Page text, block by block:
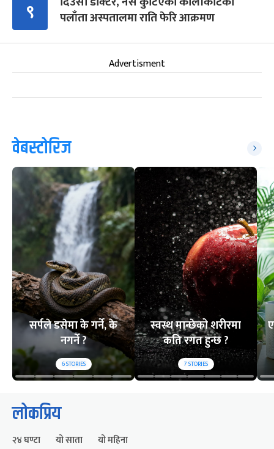
९
पलाँता अस्पतालमा राति फेरि आक्रमण
Advertisment
वेबस्टोरिज
सर्पले डसेमा के गर्ने, के
नगर्ने ?
6STORIES
स्वस्थ मान्छेको शरीरमा
कति रगत हुन्छ ?
7STORIES
लोकप्रिय
२४ घण्टा यो साता यो महिना